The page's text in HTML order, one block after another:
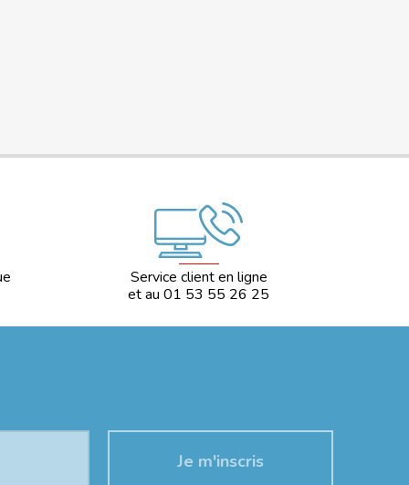
Service client en ligne
et au 01 53 55 26 25